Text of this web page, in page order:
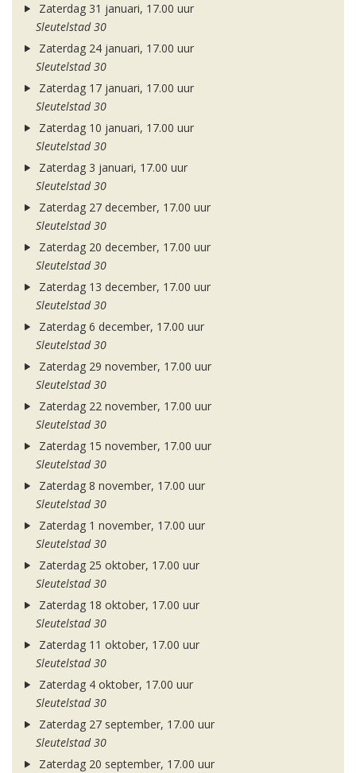
Zaterdag 31 januari, 17.00 uur
Sleutelstad 30
Zaterdag 24 januari, 17.00 uur
Sleutelstad 30
Zaterdag 17 januari, 17.00 uur
Sleutelstad 30
Zaterdag 10 januari, 17.00 uur
Sleutelstad 30
Zaterdag 3 januari, 17.00 uur
Sleutelstad 30
Zaterdag 27 december, 17.00 uur
Sleutelstad 30
Zaterdag 20 december, 17.00 uur
Sleutelstad 30
Zaterdag 13 december, 17.00 uur
Sleutelstad 30
Zaterdag 6 december, 17.00 uur
Sleutelstad 30
Zaterdag 29 november, 17.00 uur
Sleutelstad 30
Zaterdag 22 november, 17.00 uur
Sleutelstad 30
Zaterdag 15 november, 17.00 uur
Sleutelstad 30
Zaterdag 8 november, 17.00 uur
Sleutelstad 30
Zaterdag 1 november, 17.00 uur
Sleutelstad 30
Zaterdag 25 oktober, 17.00 uur
Sleutelstad 30
Zaterdag 18 oktober, 17.00 uur
Sleutelstad 30
Zaterdag 11 oktober, 17.00 uur
Sleutelstad 30
Zaterdag 4 oktober, 17.00 uur
Sleutelstad 30
Zaterdag 27 september, 17.00 uur
Sleutelstad 30
Zaterdag 20 september, 17.00 uur